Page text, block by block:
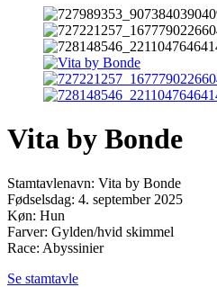
Vita by Bonde
Stamtavlenavn: Vita by Bonde
Fødselsdag: 4. september 2025
Køn: Hun
Farver: Gylden/hvid skimmel
Race: Abyssinier
Se stamtavle